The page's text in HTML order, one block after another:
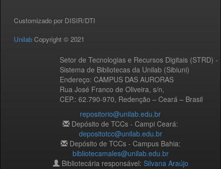
Customizado por DISIR/DTI
Unilab Copyright © 2021
Setor de Tecnologias e Recursos Digitais (STRD) -
Sistema de Bibliotecas da Unilab (Sibiuni)
Endereço: CAMPUS DAS AURORAS
Rua José Franco de Oliveira, s/n,
CEP.: 62.790-970, Redenção – Ceará – Brasil
repositorio@unilab.edu.br
Depósito de TCCs - Campi Ceará:
depositotcc@unilab.edu.br
Depósito de TCCs - Campus Bahia:
bibliotecamales@unilab.edu.br
Bibliotecária responsável: Silvana Araújo